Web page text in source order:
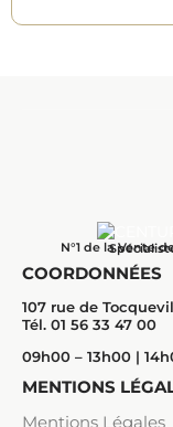
N°1 de la Vente
COORDONNÉES
107 rue de
Tél. 01 56 33 47 00
09h00 – 13h00 |
MENTIONS
Mentions Légales